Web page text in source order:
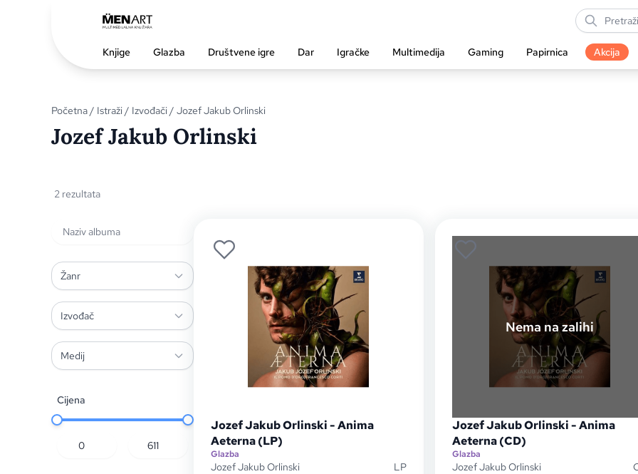
Knjige Glazba Društvene igre Dar Igračke Multimedija Gaming Papirnica Akcija
Početna/ Istraži/ Izvođači/ Jozef Jakub Orlinski
Jozef Jakub Orlinski
2 rezultata
Žanr
Izvođač
Medij
Cijena
Jozef Jakub Orlinski - Anima
Aeterna (LP)
Glazba
Jozef Jakub Orlinski LP
Nema na zalihi
Jozef Jakub Orlinski - Anima
Aeterna (CD)
Glazba
Jozef Jakub Orlinski